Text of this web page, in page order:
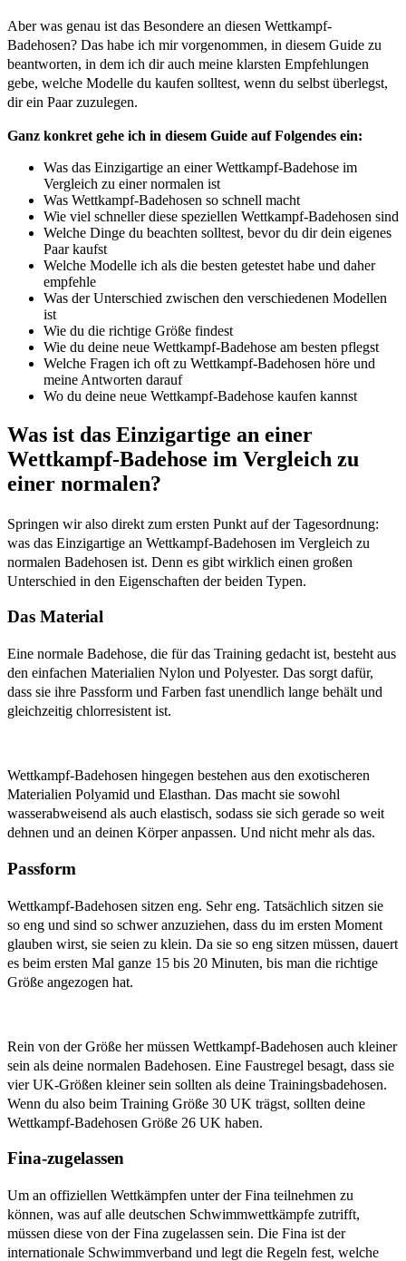
Aber was genau ist das Besondere an diesen Wettkampf-
Badehosen? Das habe ich mir vorgenommen, in diesem Guide zu
beantworten, in dem ich dir auch meine klarsten Empfehlungen
gebe, welche Modelle du kaufen solltest, wenn du selbst überlegst,
dir ein Paar zuzulegen.
Ganz konkret gehe ich in diesem Guide auf Folgendes ein:
Was das Einzigartige an einer Wettkampf-Badehose im
Vergleich zu einer normalen ist
Was Wettkampf-Badehosen so schnell macht
Wie viel schneller diese speziellen Wettkampf-Badehosen sind
Welche Dinge du beachten solltest, bevor du dir dein eigenes
Paar kaufst
Welche Modelle ich als die besten getestet habe und daher
empfehle
Was der Unterschied zwischen den verschiedenen Modellen
ist
Wie du die richtige Größe findest
Wie du deine neue Wettkampf-Badehose am besten pflegst
Welche Fragen ich oft zu Wettkampf-Badehosen höre und
meine Antworten darauf
Wo du deine neue Wettkampf-Badehose kaufen kannst
Was ist das Einzigartige an einer
Wettkampf-Badehose im Vergleich zu
einer normalen?
Springen wir also direkt zum ersten Punkt auf der Tagesordnung:
was das Einzigartige an Wettkampf-Badehosen im Vergleich zu
normalen Badehosen ist. Denn es gibt wirklich einen großen
Unterschied in den Eigenschaften der beiden Typen.
Das Material
Eine normale Badehose, die für das Training gedacht ist, besteht aus
den einfachen Materialien Nylon und Polyester. Das sorgt dafür,
dass sie ihre Passform und Farben fast unendlich lange behält und
gleichzeitig chlorresistent ist.
Wettkampf-Badehosen hingegen bestehen aus den exotischeren
Materialien Polyamid und Elasthan. Das macht sie sowohl
wasserabweisend als auch elastisch, sodass sie sich gerade so weit
dehnen und an deinen Körper anpassen. Und nicht mehr als das.
Passform
Wettkampf-Badehosen sitzen eng. Sehr eng. Tatsächlich sitzen sie
so eng und sind so schwer anzuziehen, dass du im ersten Moment
glauben wirst, sie seien zu klein. Da sie so eng sitzen müssen, dauert
es beim ersten Mal ganze 15 bis 20 Minuten, bis man die richtige
Größe angezogen hat.
Rein von der Größe her müssen Wettkampf-Badehosen auch kleiner
sein als deine normalen Badehosen. Eine Faustregel besagt, dass sie
vier UK-Größen kleiner sein sollten als deine Trainingsbadehosen.
Wenn du also beim Training Größe 30 UK trägst, sollten deine
Wettkampf-Badehosen Größe 26 UK haben.
Fina-zugelassen
Um an offiziellen Wettkämpfen unter der Fina teilnehmen zu
können, was auf alle deutschen Schwimmwettkämpfe zutrifft,
müssen diese von der Fina zugelassen sein. Die Fina ist der
internationale Schwimmverband und legt die Regeln fest, welche